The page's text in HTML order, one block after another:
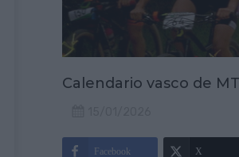
Calendario vasco de
Facebook X